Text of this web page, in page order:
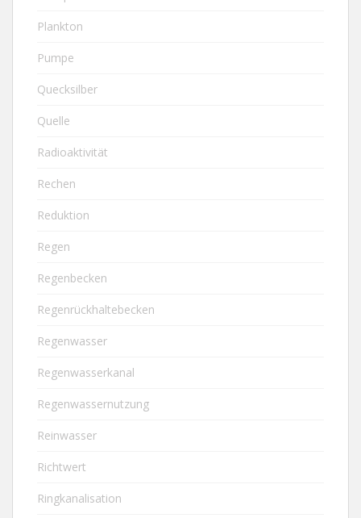
Plankton
Pumpe
Quecksilber
Quelle
Radioaktivität
Rechen
Reduktion
Regen
Regenbecken
Regenrückhaltebecken
Regenwasser
Regenwasserkanal
Regenwassernutzung
Reinwasser
Richtwert
Ringkanalisation